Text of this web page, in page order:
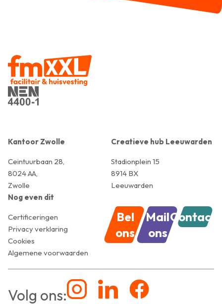
Kantoor Zwolle
Ceintuurbaan 28,
8024 AA,
Zwolle
Creatieve hub Leeuwarden
Stadionplein 15
8914 BX
Leeuwarden
Nog even dit
Certificeringen
Privacy verklaring
Cookies
Algemene voorwaarden
Bel
ons
Mail
ons
Contact
Volg ons: